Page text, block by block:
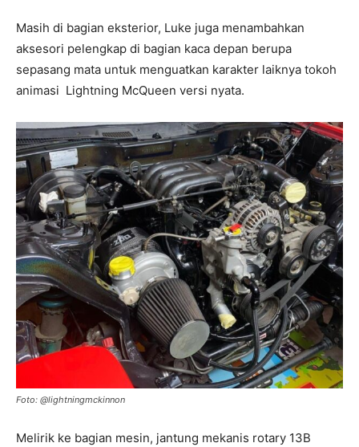
Masih di bagian eksterior, Luke juga menambahkan
aksesori pelengkap di bagian kaca depan berupa
sepasang mata untuk menguatkan karakter laiknya tokoh
animasi Lightning McQueen versi nyata.
Foto: @lightningmckinnon
Melirik ke bagian mesin, jantung mekanis rotary 13B